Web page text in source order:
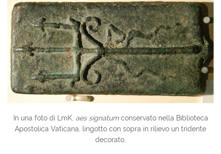
In una foto di LmK, aes signatumconservato nella Biblioteca
Apostolica Vaticana, lingotto con sopra in rilievo un tridente
decorato.